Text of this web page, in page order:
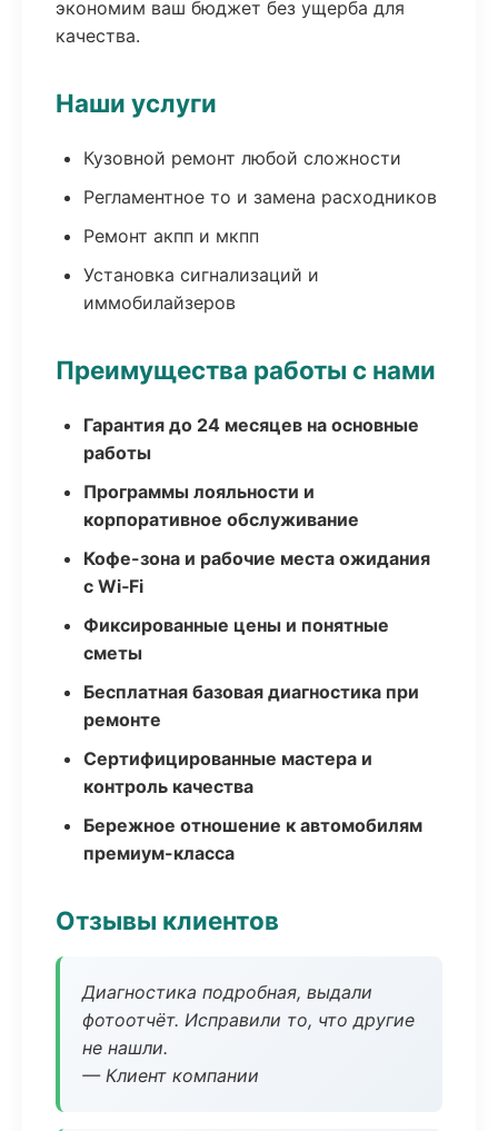
экономим ваш бюджет без ущерба для
качества.
Наши услуги
Кузовной ремонт любой сложности
Регламентное то и замена расходников
Ремонт акпп и мкпп
Установка сигнализаций и
иммобилайзеров
Преимущества работы с нами
Гарантия до 24 месяцев на основные
работы
Программы лояльности и
корпоративное обслуживание
Кофе-зона и рабочие места ожидания
с Wi‑Fi
Фиксированные цены и понятные
сметы
Бесплатная базовая диагностика при
ремонте
Сертифицированные мастера и
контроль качества
Бережное отношение к автомобилям
премиум-класса
Отзывы клиентов
Диагностика подробная, выдали
фотоотчёт. Исправили то, что другие
не нашли.
— Клиент компании